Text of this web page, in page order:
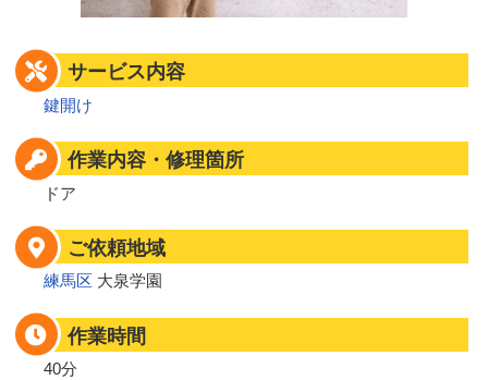
サービス内容
鍵開け
作業内容・修理箇所
ドア
ご依頼地域
練馬区 大泉学園
作業時間
40分